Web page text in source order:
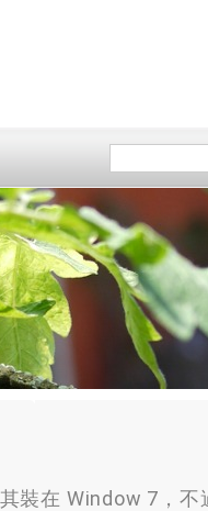
在 Window 7，不